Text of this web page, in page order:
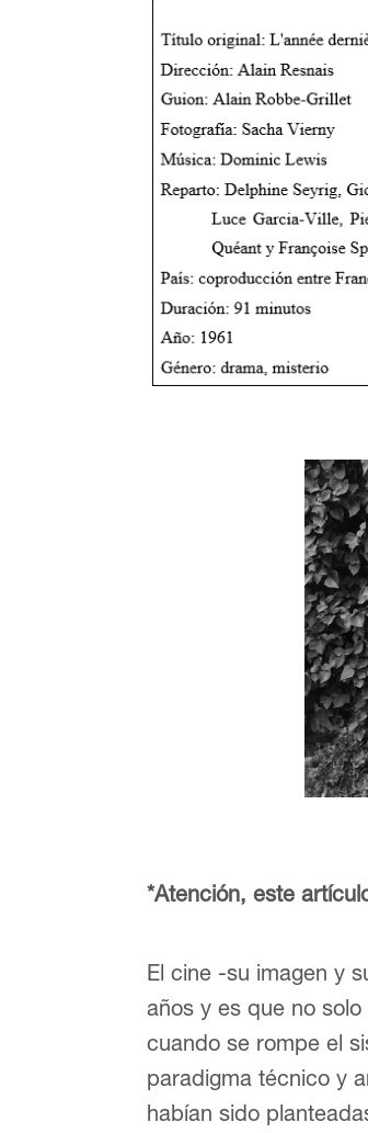
*Atención, este
El cine -su imagen y
años y es que no
cuando se rompe el
paradigma técnico y
habían sido